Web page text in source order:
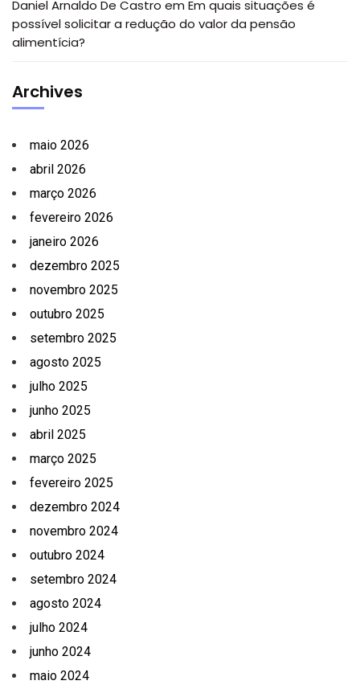
Daniel Arnaldo De Castro em Em quais situações é
possível solicitar a redução do valor da pensão
alimentícia?
Archives
maio 2026
abril 2026
março 2026
fevereiro 2026
janeiro 2026
dezembro 2025
novembro 2025
outubro 2025
setembro 2025
agosto 2025
julho 2025
junho 2025
abril 2025
março 2025
fevereiro 2025
dezembro 2024
novembro 2024
outubro 2024
setembro 2024
agosto 2024
julho 2024
junho 2024
maio 2024